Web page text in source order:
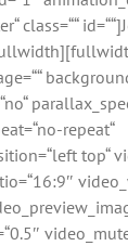
class=““
repeat“
top“